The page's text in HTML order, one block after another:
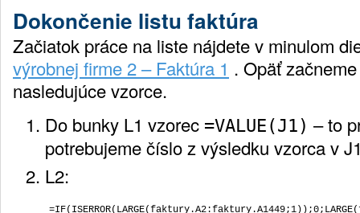
Dokončenie listu faktúra
Začiatok práce na liste nájdete v minulom
výrobnej firme 2 – Faktúra 1 . Opäť
nasledujúce vzorce.
Do bunky L1 vzorec =VALUE(J1) – to
potrebujeme číslo z výsledku vzorca v
L2: